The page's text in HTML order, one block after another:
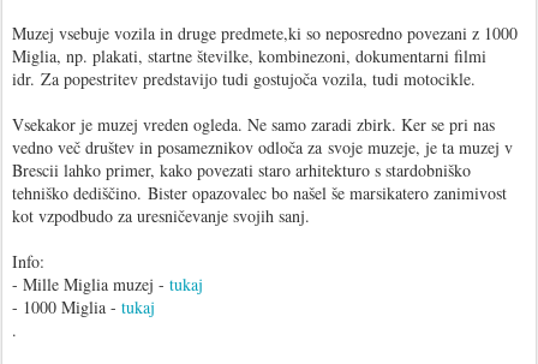
Muzej vsebuje vozila in druge predmete,ki so neposredno povezani z 1000
Miglia, np. plakati, startne številke, kombinezoni, dokumentarni filmi
idr. Za popestritev predstavijo tudi gostujoča vozila, tudi motocikle.
Vsekakor je muzej vreden ogleda. Ne samo zaradi zbirk. Ker se pri nas
vedno več društev in posameznikov odloča za svoje muzeje, je ta muzej v
Brescii lahko primer, kako povezati staro arhitekturo s stardobniško
tehniško dediščino. Bister opazovalec bo našel še marsikatero zanimivost
kot vzpodbudo za uresničevanje svojih sanj.
Info:
- Mille Miglia muzej - tukaj
- 1000 Miglia - tukaj
.